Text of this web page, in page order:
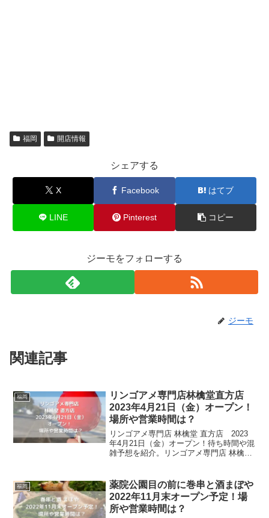
福岡 開店情報
シェアする
X Facebook はてブ
LINE Pinterest コピー
ジーモをフォローする
ジーモ
関連記事
福岡
リンゴアメ専門店林檎堂直方店
2023年4月21日（金）オープン！
場所や営業時間は？
リンゴアメ専門店 林檎堂 直方店 2023
年4月21日（金）オープン！待ち時間や混
雑予想を紹介。リンゴアメ専門店 林檎堂
門です。凄く甘いリンゴにアメとトッピ
ングを施して...
福岡
薬院公園目の前に巻串と酒まぼや
2022年11月末オープン予定！場
所や営業時間は？